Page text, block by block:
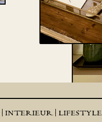
INTERIEUR | LIFESTYLE